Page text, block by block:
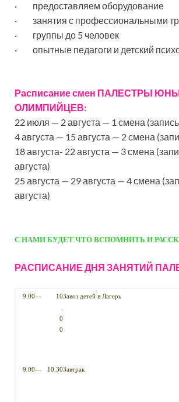
· предоставляем оборудование
· занятия с профессиональными
· группы до 5 человек
· опытные педагоги и детский
Расписание смен ПАЛЕСТРЫ
ОЛИМПИЙЦЕВ:
22 июля — 2 августа — 1 смена
4 августа — 15 августа — 2 смена
18 августа- 22 августа — 3 смена
августа)
25 августа — 29 августа — 4 смена
августа)
С НАМИ БУДЕТ ЧТО ВСПОМНИТЬ И
РАСПИСАНИЕ ДНЯ ЗАНЯТИЙ
9.00—
10
0
0
Завоз детей в Лагерь
9.00— 10.30Завтрак